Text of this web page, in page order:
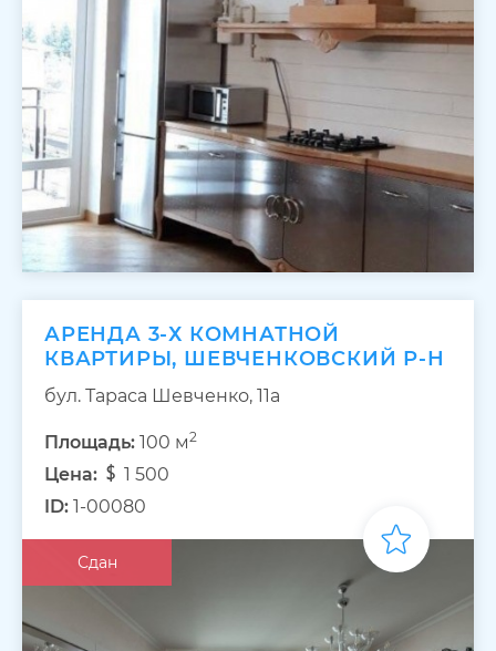
АРЕНДА 3-Х КОМНАТНОЙ
КВАРТИРЫ, ШЕВЧЕНКОВСКИЙ Р-Н
бул. Тараса Шевченко, 11а
Площадь: 100 м2
Цена:
1 500
ID: 1-00080
Сдан